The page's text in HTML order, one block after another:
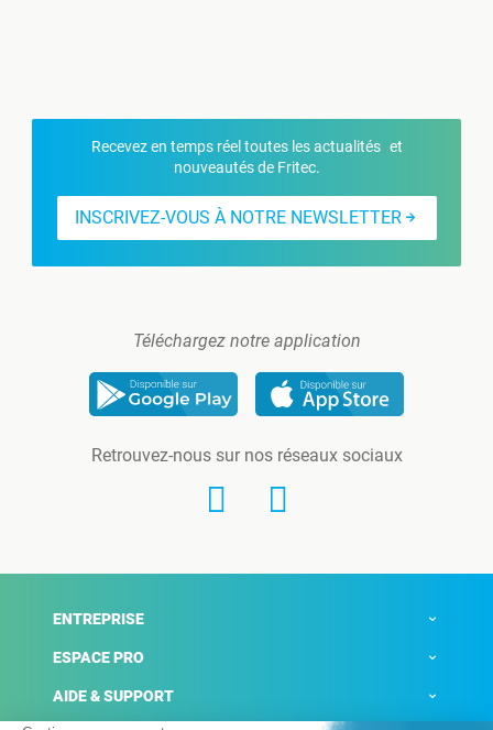
Recevez en temps réel toutes les actualités et
nouveautés de Fritec.
INSCRIVEZ-VOUS À NOTRE NEWSLETTER
Téléchargez notre application
Retrouvez-nous sur nos réseaux sociaux
ENTREPRISE
ESPACE PRO
AIDE & SUPPORT